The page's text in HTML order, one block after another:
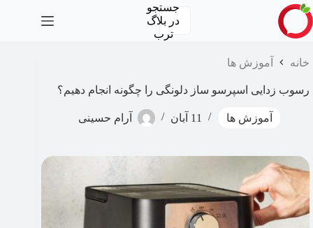
پرش
به
محتوا
جستجو
در بلاگ
ترب
خانه آموزش ها
رسوب زدایی اسپرسو ساز دلونگی را چگونه انجام دهیم؟
آموزش ها 11 آبان آرام حسینی